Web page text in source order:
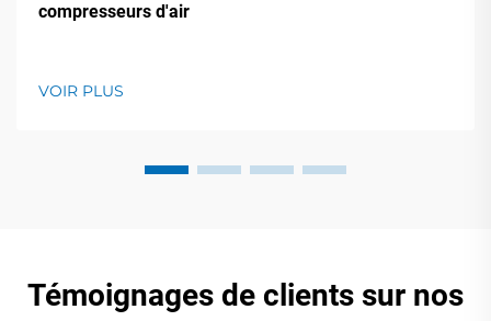
compresseurs d'air
VOIR PLUS
Témoignages de clients sur nos